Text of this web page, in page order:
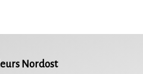
Nordost